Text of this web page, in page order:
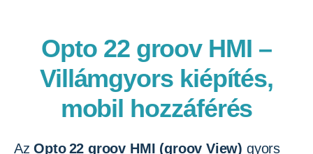
Opto 22 groov HMI –
Villámgyors kiépítés,
mobil hozzáférés
AzOpto 22 groov HMI (groov View) gyors